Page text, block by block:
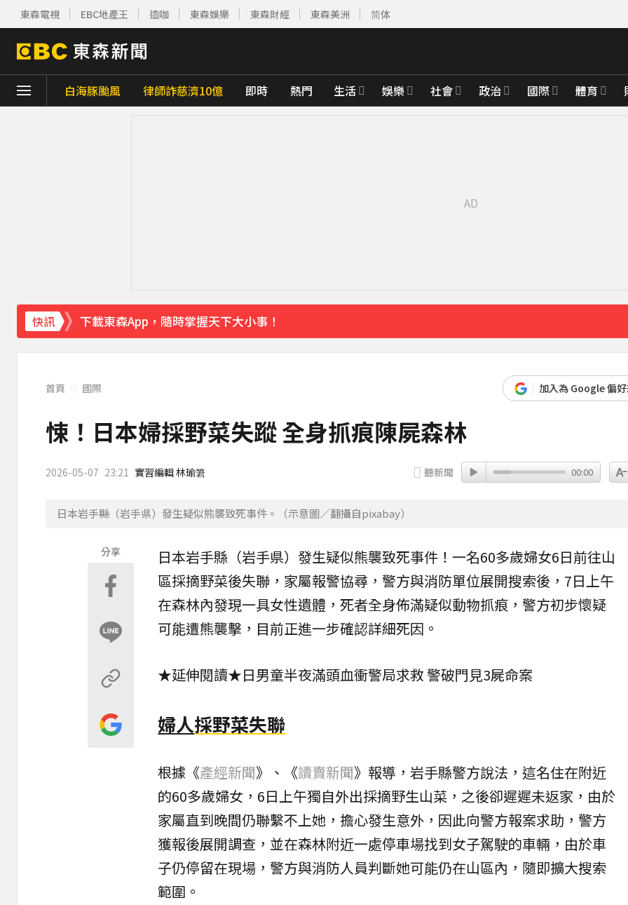
東森電視 EBC地產王 造咖 東森娛樂 東森財經 東森美洲 简体
白海豚颱風 律師詐慈濟10億 即時 熱門 生活 娛樂 社會 政治 國際 體育
快訊
下載東森App，隨時掌握天下大小事！
《理財達人秀》X 安聯投信免費講座報名中！搶先卡位 2027
首頁 國際 加入為 Google 偏
悚！日本婦採野菜失蹤 全身抓痕陳屍森林
2026-05-07 23:21 實習編輯 林瑜䇹 聽新聞 00:00
日本岩手縣（岩手県）發生疑似熊襲致死事件。（示意圖／翻攝自pixabay）
分享 日本岩手縣（岩手県）發生疑似熊襲致死事件！一名60多歲婦女6日前往山
區採摘野菜後失聯，家屬報警協尋，警方與消防單位展開搜索後，7日上午
在森林內發現一具女性遺體，死者全身佈滿疑似動物抓痕，警方初步懷疑
可能遭熊襲擊，目前正進一步確認詳細死因。
★延伸閱讀★日男童半夜滿頭血衝警局求救 警破門見3屍命案
婦人採野菜失聯
根據《產經新聞》、《讀賣新聞》報導，岩手縣警方說法，這名住在附近
的60多歲婦女，6日上午獨自外出採摘野生山菜，之後卻遲遲未返家，由於
家屬直到晚間仍聯繫不上她，擔心發生意外，因此向警方報案求助，警方
獲報後展開調查，並在森林附近一處停車場找到女子駕駛的車輛，由於車
子仍停留在現場，警方與消防人員判斷她可能仍在山區內，隨即擴大搜索
範圍。